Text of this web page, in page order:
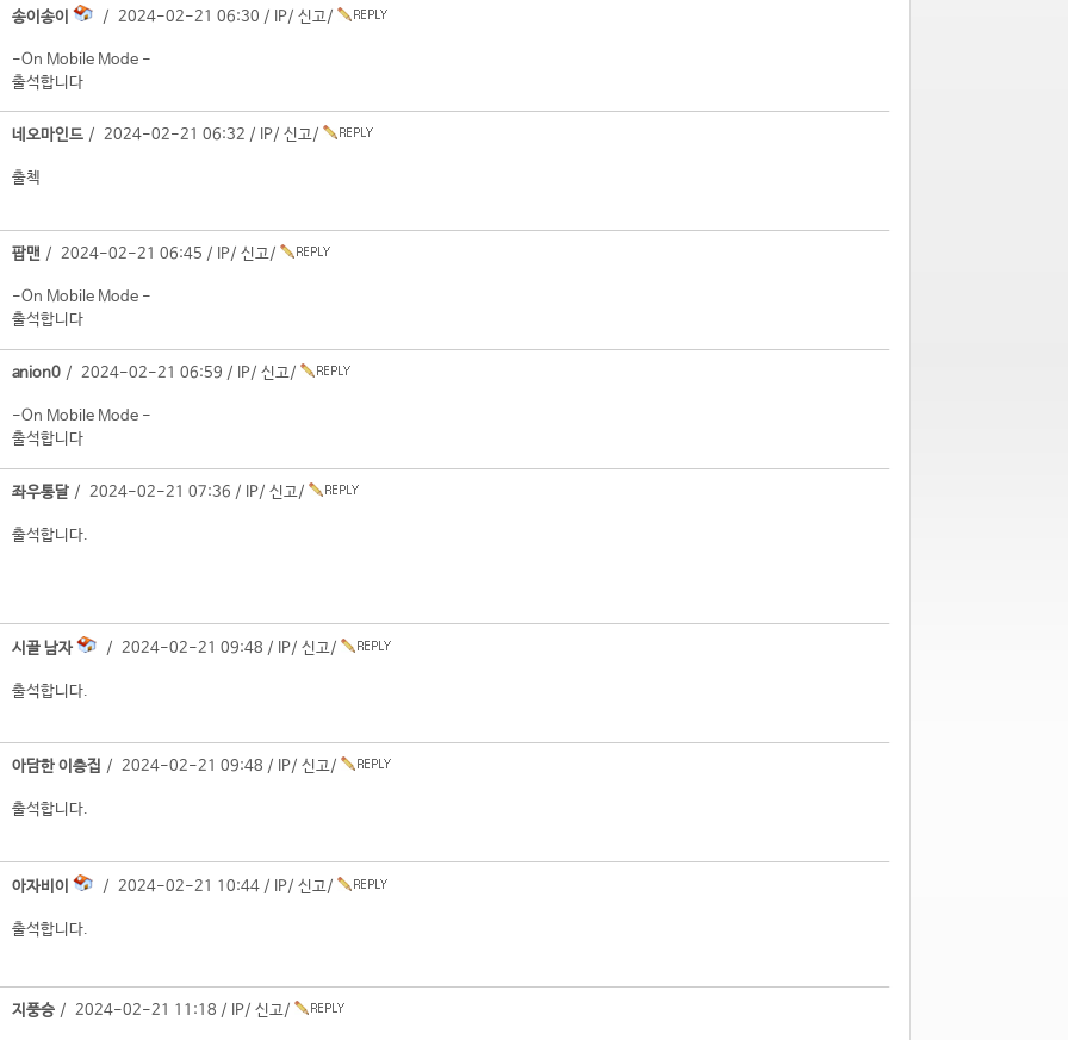
송이송이 / 2024-02-21 06:30 / IP/ 신고/
-On Mobile Mode -
출석합니다
네오마인드 / 2024-02-21 06:32 / IP/ 신고/
출첵
팝맨 / 2024-02-21 06:45 / IP/ 신고/
-On Mobile Mode -
출석합니다
anion0 / 2024-02-21 06:59 / IP/ 신고/
-On Mobile Mode -
출석합니다
좌우통달 / 2024-02-21 07:36 / IP/ 신고/
출석합니다.
시골 남자 / 2024-02-21 09:48 / IP/ 신고/
출석합니다.
아담한 이층집 / 2024-02-21 09:48 / IP/ 신고/
출석합니다.
아자비이 / 2024-02-21 10:44 / IP/ 신고/
출석합니다.
지풍승 / 2024-02-21 11:18 / IP/ 신고/